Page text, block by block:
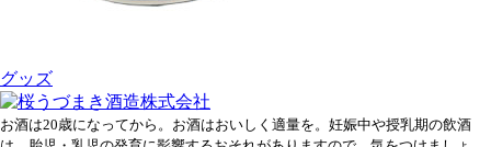
グッズ
お酒は20歳になってから。お酒はおいしく適量を。妊娠中や授乳期の飲酒